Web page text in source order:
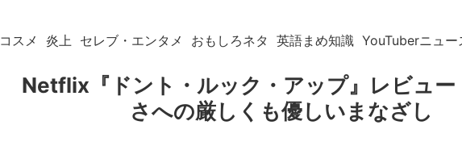
コスメ 炎上 セレブ・エンタメ おもしろネタ 英語まめ知識 YouTuberニュー
Netflix『ドント・ルック・アップ』レビュ
さへの厳しくも優しいまなざし